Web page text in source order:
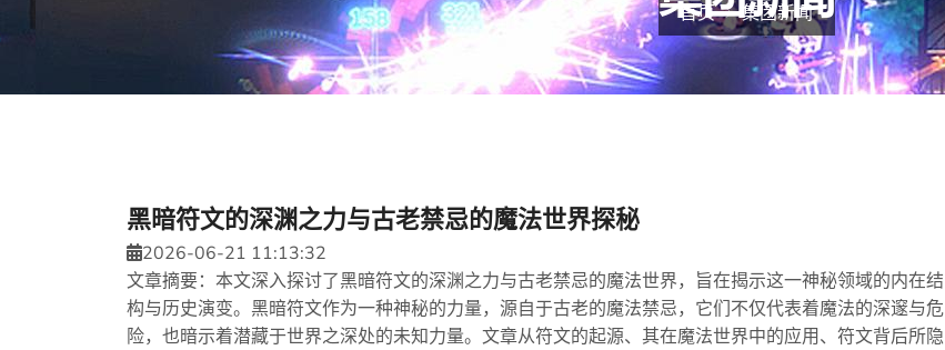
首页 集团新闻
黑暗符文的深渊之力与古老禁忌的魔法世界探秘
2026-06-21 11:13:32
文章摘要：本文深入探讨了黑暗符文的深渊之力与古老禁忌的魔法世界，旨在揭示这一神秘领域的内在结
构与历史演变。黑暗符文作为一种神秘的力量，源自于古老的魔法禁忌，它们不仅代表着魔法的深邃与危
险，也暗示着潜藏于世界之深处的未知力量。文章从符文的起源、其在魔法世界中的应用、符文背后所隐